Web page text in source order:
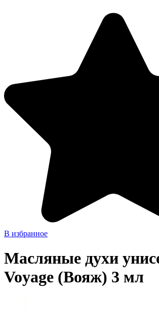
В избранное
Масляные духи
Voyage (Вояж) 3 мл